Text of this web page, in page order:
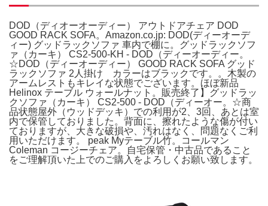
DOD（ディオーオーディー） アウトドアチェア DOD
GOOD RACK SOFA。Amazon.co.jp: DOD(ディーオーデ
ィー) グッドラックソファ 車内で棚に。グッドラックソフ
ァ（カーキ） CS2-500-KH - DOD（ディーオーディー。
☆DOD（ディーオーディー） GOOD RACK SOFA グッド
ラックソファ 2人掛け カラーはブラックです。。木製の
アームレストもキレイな状態でございます。ほぼ新品
Helinox テーブル ウォールナット。販売終了】グッドラッ
クソファ（カーキ） CS2-500 - DOD（ディーオー。☆商
品状態屋外（ウッドデッキ）での利用が2、3回、あとは室
内で保管しておりました。背面に、擦れたような傷が付い
ておりますが、大きな破損や、汚れはなく、問題なくご利
用いただけます。 peak Myテーブル竹。コールマン
Coleman コージーチェア。自宅保管・中古品であること
をご理解頂いた上でのご購入をよろしくお願い致します。